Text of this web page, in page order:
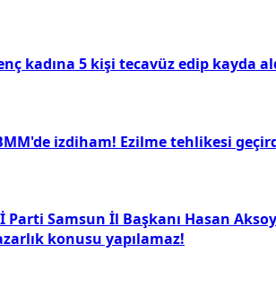
kadına 5 kişi tecavüz edip kayda
izdiham! Ezilme tehlikesi
Parti Samsun İl Başkanı Hasan
konusu yapılamaz!